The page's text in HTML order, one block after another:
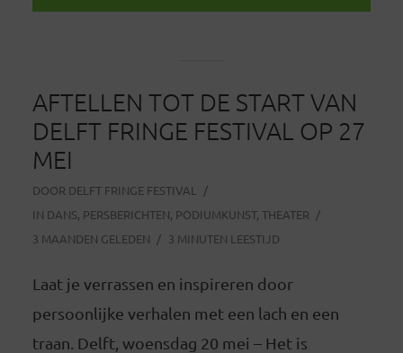
AFTELLEN TOT DE START VAN
DELFT FRINGE FESTIVAL OP 27
MEI
DOOR DELFT FRINGE FESTIVAL
IN DANS, PERSBERICHTEN, PODIUMKUNST, THEATER
3 MAANDEN GELEDEN
3 MINUTEN LEESTIJD
Laat je verrassen en inspireren door
persoonlijke verhalen met een lach en een
traan. Delft, woensdag 20 mei – Het is